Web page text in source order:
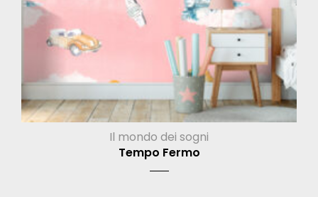
Il mondo dei sogni
Tempo Fermo